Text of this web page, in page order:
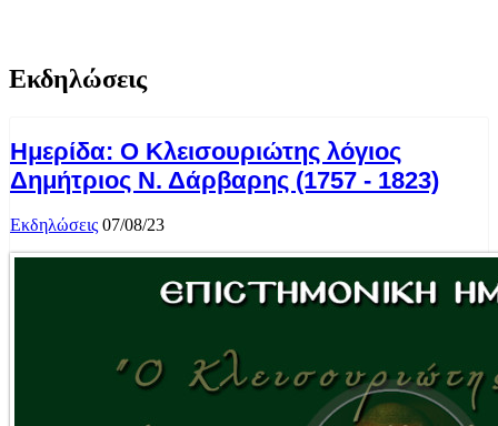
Εκδηλώσεις
Ημερίδα: Ο Κλεισουριώτης λόγιος
Δημήτριος Ν. Δάρβαρης (1757 - 1823)
Εκδηλώσεις 07/08/23